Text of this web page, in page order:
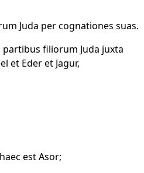
Juda per cognationes suas.
filiorum Juda juxta
et Eder et Jagur,
est Asor;